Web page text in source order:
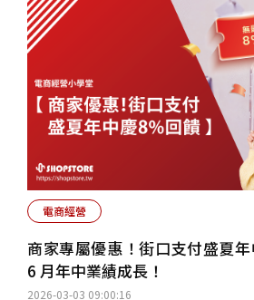
電商經營
2026-03-03 09:00:16
商家專屬優惠！街口支付盛夏
6 月年中業績成長！